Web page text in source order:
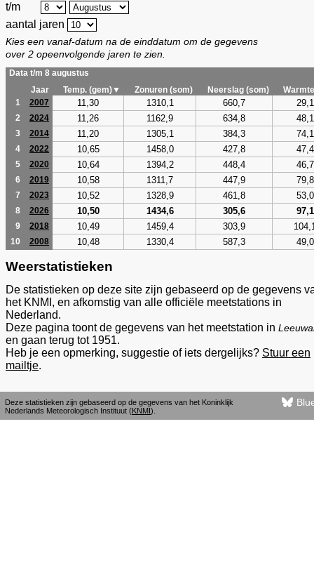
t/m
aantal jaren
Kies een vanaf-datum na de einddatum om de gegevens
over 2 opeenvolgende jaren te zien.
Data t/m 8 augustus
Jaar
Temp. (gem)▼ Zonuren (som) Neerslag (som)
1
2007 11,30 1310,1 660,7 29,1
2 2024 11,26 1162,9 634,8 48,1
3 2014 11,20 1305,1 384,3 74,1
4 2022 10,65 1458,0 427,8 47,4
5 2020 10,64 1394,2 448,4 46,7
6 2019 10,58 1311,7 447,9 79,8
7 2023 10,52 1328,9 461,8 53,0
8 2026 10,50 1434,6 305,6 97,1
9 2018 10,49 1459,4 303,9
10 2008 10,48 1330,4 587,3 49,0
Weerstatistieken
De statistieken op deze site zijn gebaseerd op de gegevens
het KNMI, en afkomstig van alle officiële meetstations in
Nederland.
Deze pagina toont de gegevens van het meetstation in
en gaan terug tot 1951.
Heb je een opmerking, suggestie of iets dergelijks? Stuur een
mailtje.
Deze statistieken zijn gebaseerd op de gegevens van het Koninklijk
Nederlands Meteorologisch Instituut (KNMI).